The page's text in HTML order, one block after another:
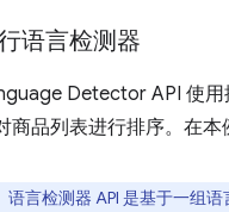
语言检测器
Detector API 使用
商品列表进行排序。在本
语言检测器 API 是基于一组